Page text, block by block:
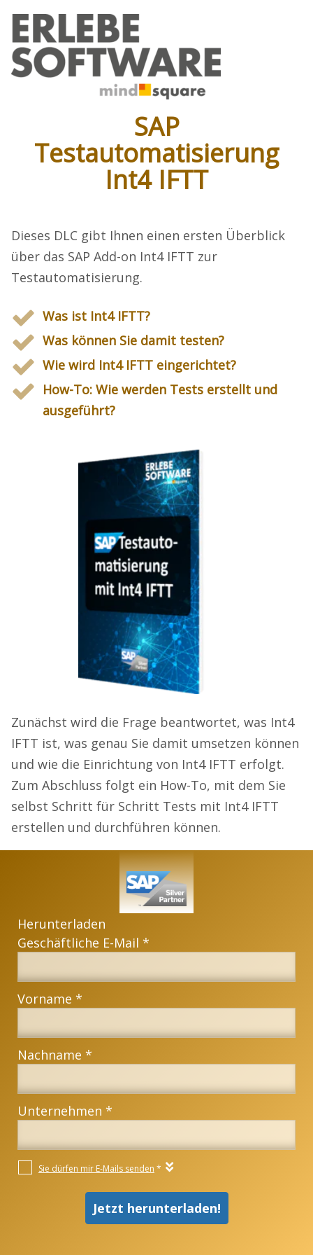
SAP
Testautomatisierung
Int4 IFTT
Dieses DLC gibt Ihnen einen ersten Überblick
über das SAP Add-on Int4 IFTT zur
Testautomatisierung.
Was ist Int4 IFTT?
Was können Sie damit testen?
Wie wird Int4 IFTT eingerichtet?
How-To: Wie werden Tests erstellt und
ausgeführt?
Zunächst wird die Frage beantwortet, was Int4
IFTT ist, was genau Sie damit umsetzen können
und wie die Einrichtung von Int4 IFTT erfolgt.
Zum Abschluss folgt ein How-To, mit dem Sie
selbst Schritt für Schritt Tests mit Int4 IFTT
erstellen und durchführen können.
Herunterladen